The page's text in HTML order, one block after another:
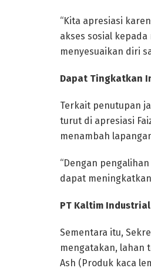
“Kita apresiasi
akses sosial
menyesuaikan diri
Dapat Tingkatkan
Terkait penutupan
turut di apresiasi
menambah
“Dengan
dapat
PT Kaltim
Sementara itu,
mengatakan, lahan
Ash (Produk kaca